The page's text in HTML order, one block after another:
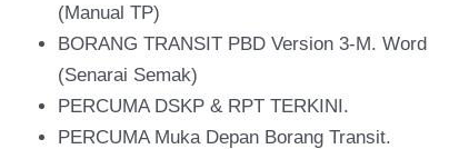
(Manual TP)
BORANG TRANSIT PBD Version 3-M. Word
(Senarai Semak)
PERCUMA DSKP & RPT TERKINI.
PERCUMA Muka Depan Borang Transit.